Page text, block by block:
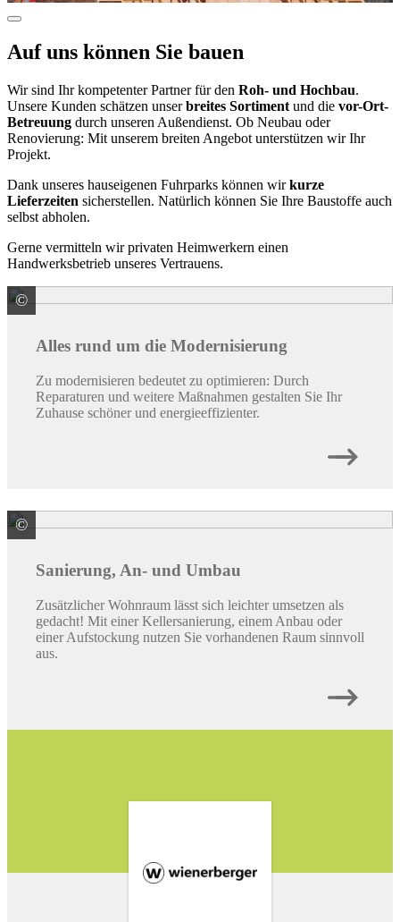
Auf uns können Sie bauen
Wir sind Ihr kompetenter Partner für den Roh- und Hochbau.
Unsere Kunden schätzen unserbreites Sortiment und die vor-Ort-
Betreuung durch unseren Außendienst. Ob Neubau oder
Renovierung: Mit unserem breiten Angebot unterstützen wir Ihr
Projekt.
Dank unseres hauseigenen Fuhrparks können wirkurze
Lieferzeiten sicherstellen. Natürlich können Sie Ihre Baustoffe auch
selbst abholen.
Gerne vermitteln wir privaten Heimwerkern einen
Handwerksbetrieb unseres Vertrauens.
© © LuckyBusiness / stock.adobe.com
Alles rund um die Modernisierung
Zu modernisieren bedeutet zu optimieren: Durch
Reparaturen und weitere Maßnahmen gestalten Sie Ihr
Zuhause schöner und energieeffizienter.
© © spass / stock.adobe.com
Sanierung, An- und Umbau
Zusätzlicher Wohnraum lässt sich leichter umsetzen als
gedacht! Mit einer Kellersanierung, einem Anbau oder
einer Aufstockung nutzen Sie vorhandenen Raum sinnvoll
aus.